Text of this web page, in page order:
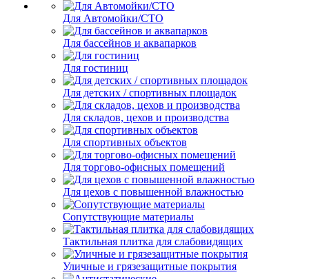
Для Автомойки/СТО
Для бассейнов и аквапарков
Для гостиниц
Для детских / спортивных площадок
Для складов, цехов и производства
Для спортивных объектов
Для торгово-офисных помещений
Для цехов с повышенной влажностью
Сопутствующие материалы
Тактильная плитка для слабовидящих
Уличные и грязезащитные покрытия